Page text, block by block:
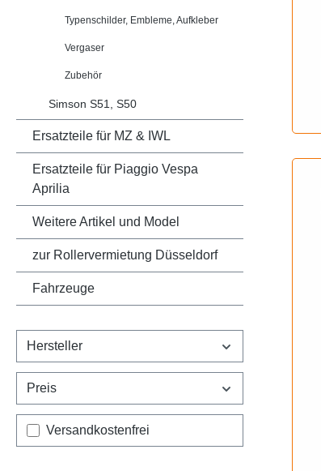
Typenschilder, Embleme, Aufkleber
Vergaser
Zubehör
Simson S51, S50
Ersatzteile für MZ & IWL
Ersatzteile für Piaggio Vespa
Aprilia
Weitere Artikel und Model
zur Rollervermietung Düsseldorf
Fahrzeuge
Hersteller
Preis
Filter hinzufügen: Versandkostenfrei
Versandkostenfrei